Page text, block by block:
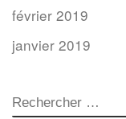
février 2019
janvier 2019
SEARCH